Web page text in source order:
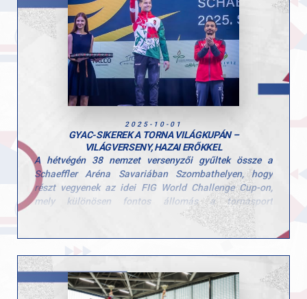
Versenyen kívül Herenkovics Rozália is bemutatta
tudását.
Edzőiknek, Szűcs Szonjának és Kardos Botondnak
pedig jár a gratuláció a felkészítésért és a lelkes
támogatásért!
A következő megmérettetés november 8-án vár a
lányokra, ahol az összesített eredmények alapján
szurkolunk nektek!
2025-10-01
GYAC-SIKEREK A TORNA VILÁGKUPÁN –
VILÁGVERSENY, HAZAI ERŐKKEL
A hétvégén 38 nemzet versenyzői gyűltek össze a
Schaeffler Aréna Savariában Szombathelyen, hogy
részt vegyenek az idei FIG World Challenge Cup-on,
mely különösen fontos állomás a tornasport
nemzetközi naptárában — mindössze három héttel a
kiválóan helyt állt ezen a rangos viadalon:
Mészáros Krisztofer a selejtezőből bejutott a